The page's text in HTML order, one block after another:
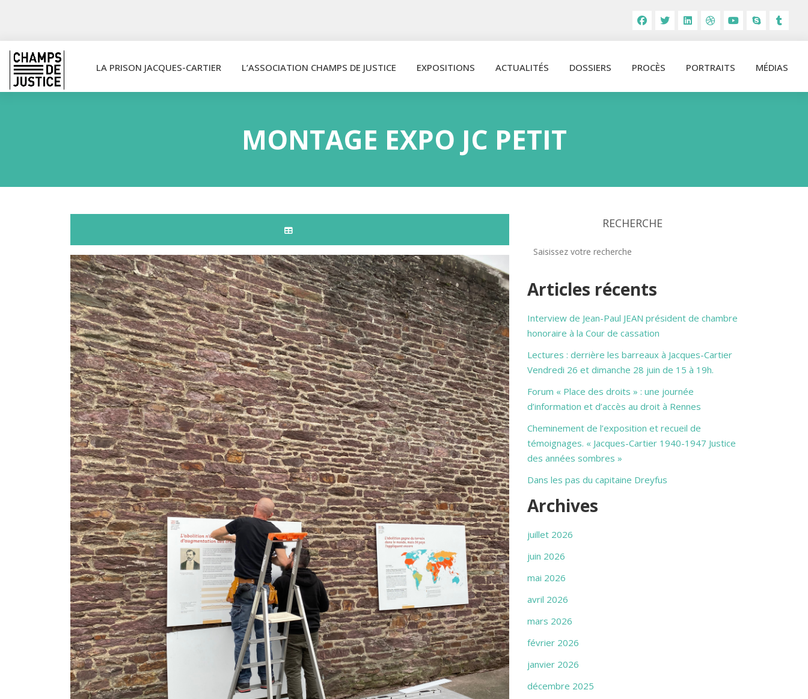
LA PRISON JACQUES-CARTIER L’ASSOCIATION CHAMPS DE JUSTICE EXPOSITIONS ACTUALITÉS DOSSIERS PROCÈS PORTRAITS MÉDIAS
MONTAGE EXPO JC PETIT
RECHERCHE
Articles récents
Interview de Jean-Paul JEAN président de chambre
honoraire à la Cour de cassation
Lectures : derrière les barreaux à Jacques-Cartier
Vendredi 26 et dimanche 28 juin de 15 à 19h.
Forum « Place des droits » : une journée
d’information et d’accès au droit à Rennes
Cheminement de l’exposition et recueil de
témoignages. « Jacques-Cartier 1940-1947 Justice
des années sombres »
Dans les pas du capitaine Dreyfus
Archives
juillet 2026
juin 2026
mai 2026
avril 2026
mars 2026
février 2026
janvier 2026
décembre 2025